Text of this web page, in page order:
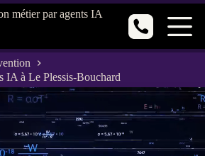
IA à Le Plessis-Bouchard